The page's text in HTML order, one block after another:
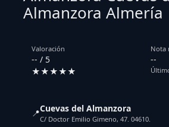
Almanzora Almería
Valoración
-- / 5
★★★★★
Nota
--
📍Cuevas del Almanzora
C/ Doctor Emilio Gimeno, 47. 04610.